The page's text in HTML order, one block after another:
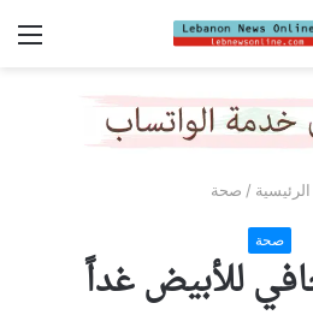
الرئيسية / صحة
صحة
للأبيض غداً